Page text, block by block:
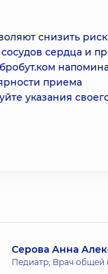
снизить риск
сердца и
приема
указания
Серова Анна
Педиатр; Врач общей